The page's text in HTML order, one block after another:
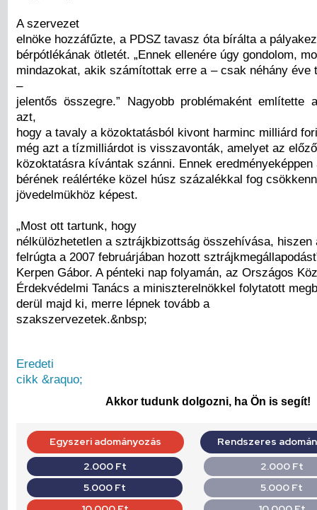
A szervezet
elnöke hozzáfűzte, a PDSZ tavasz óta bírálta a
bérpótlékának ötletét. „Ennek ellenére úgy gondolom,
mindazokat, akik számítottak erre a – csak néhány éve
–
jelentős összegre.” Nagyobb problémaként említette
azt,
hogy a tavaly a közoktatásból kivont harminc milliárd
még azt a tízmilliárdot is visszavonták, amelyet az
közoktatásra kívántak szánni. Ennek eredményeképpen
bérének reálértéke közel húsz százalékkal fog
jövedelmükhöz képest.
„Most ott tartunk, hogy
nélkülözhetetlen a sztrájkbizottság összehívása, hiszen
felrúgta a 2007 februárjában hozott
Kerpen Gábor. A pénteki nap folyamán, az Országos
Érdekvédelmi Tanács a miniszterelnökkel folytatott
derül majd ki, merre lépnek tovább a
szakszervezetek.&nbsp;
Eredeti
cikk &raquo;
Akkor tudunk dolgozni, ha Ön is segít!